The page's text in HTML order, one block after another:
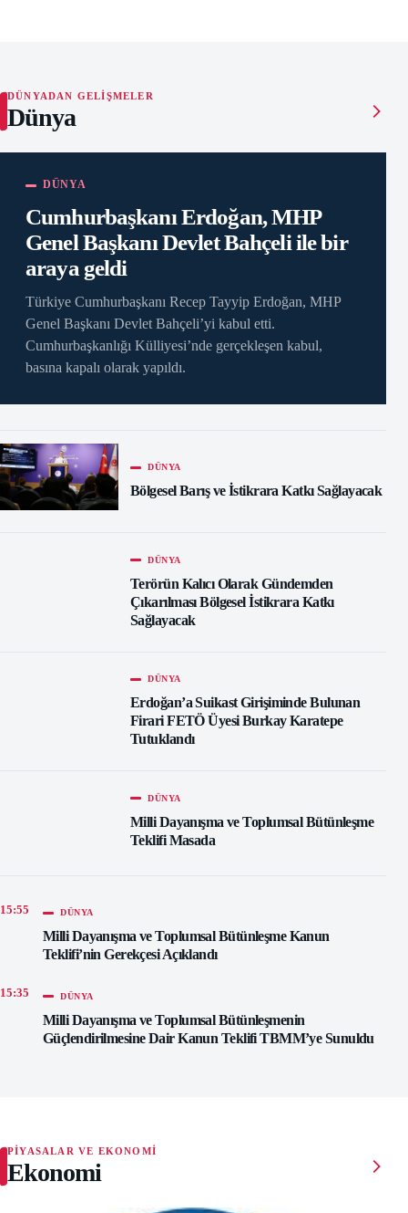
DÜNYADAN GELIŞMELER
Dünya
DÜNYA
Cumhurbaşkanı Erdoğan, MHP
Genel Başkanı Devlet Bahçeli ile bir
araya geldi
Türkiye Cumhurbaşkanı Recep Tayyip Erdoğan, MHP
Genel Başkanı Devlet Bahçeli’yi kabul etti.
Cumhurbaşkanlığı Külliyesi’nde gerçekleşen kabul,
basına kapalı olarak yapıldı.
DÜNYA
Bölgesel Barış ve İstikrara Katkı Sağlayacak
DÜNYA
Terörün Kalıcı Olarak Gündemden
Çıkarılması Bölgesel İstikrara Katkı
Sağlayacak
DÜNYA
Erdoğan’a Suikast Girişiminde Bulunan
Firari FETÖ Üyesi Burkay Karatepe
Tutuklandı
DÜNYA
Milli Dayanışma ve Toplumsal Bütünleşme
Teklifi Masada
15:55 DÜNYA
Milli Dayanışma ve Toplumsal Bütünleşme Kanun
Teklifi’nin Gerekçesi Açıklandı
15:35 DÜNYA
Milli Dayanışma ve Toplumsal Bütünleşmenin
Güçlendirilmesine Dair Kanun Teklifi TBMM’ye Sunuldu
PIYASALAR VE EKONOMI
Ekonomi